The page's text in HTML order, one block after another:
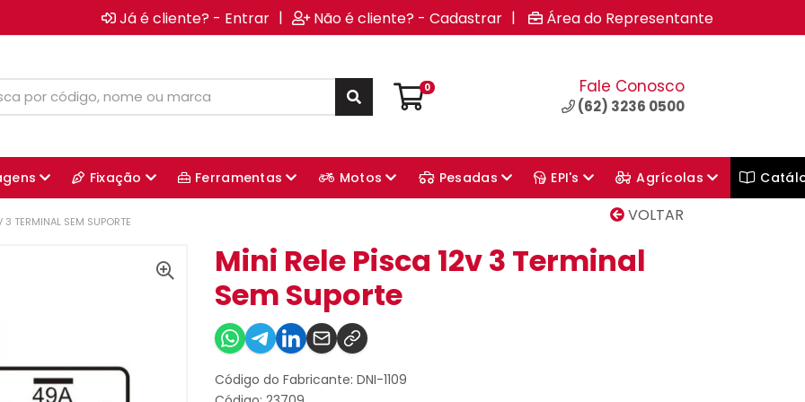
Já é cliente? - Entrar | Não é cliente? - Cadastrar | Área do Representante
0 Fale Conosco
(62) 3236 0500
Fixação Ferramentas Motos Pesadas EPI's Agrícolas
VOLTAR
3 TERMINAL SEM SUPORTE
Mini Rele Pisca 12v 3 Terminal
Sem Suporte
Código do Fabricante: DNI-1109